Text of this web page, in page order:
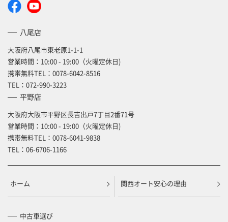
八尾店
大阪府八尾市東老原1-1-1
営業時間：10:00 - 19:00（火曜定休日)
携帯無料TEL： 0078-6042-8516
TEL： 072-990-3223
平野店
大阪府大阪市平野区長吉出戸7丁目2番71号
営業時間：10:00 - 19:00（火曜定休日)
携帯無料TEL： 0078-6041-9838
TEL： 06-6706-1166
ホーム 関西オート安心の理由
中古車選び